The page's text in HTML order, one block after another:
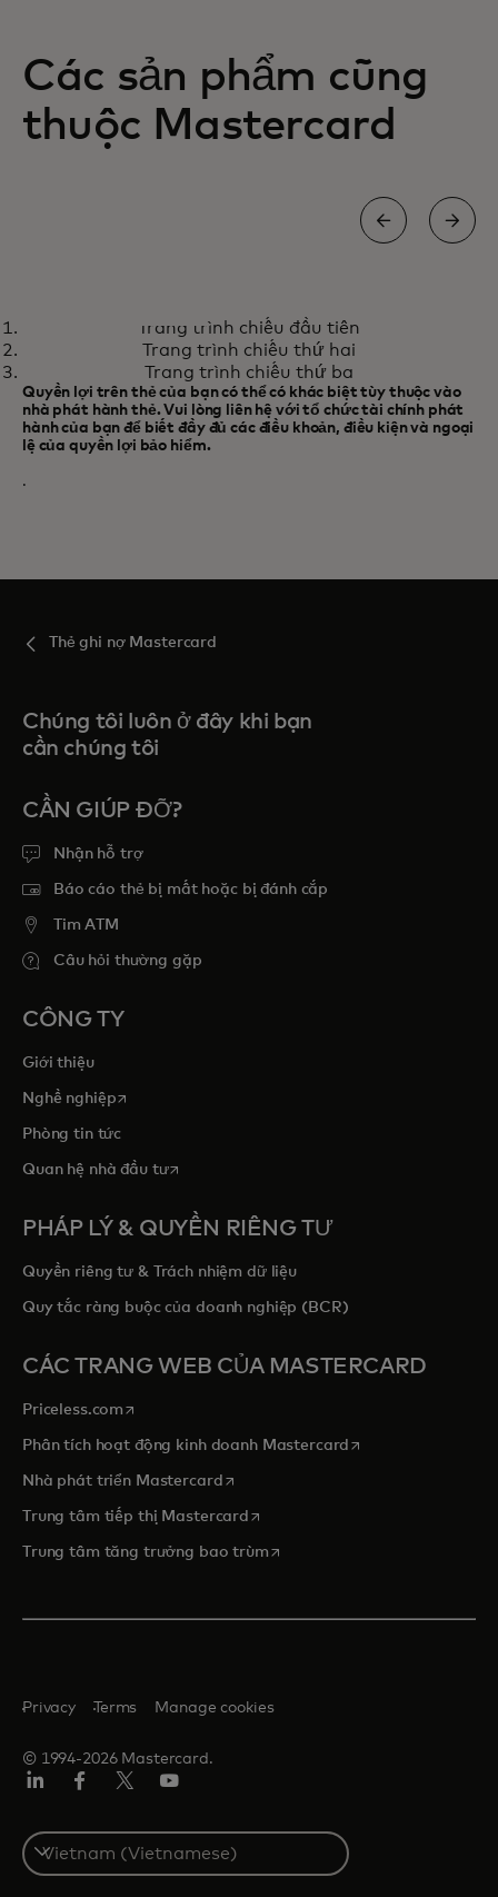
Các sản phẩm cũng
thuộc Mastercard
Hãy tập trung vào những điều
quan trọng nhất.
Tìm hiểu thêm
Trang trình chiếu đầu tiên
Trang trình chiếu thứ hai
Trang trình chiếu thứ ba
Quyền lợi trên thẻ của bạn có thể có khác biệt tùy thuộc vào
nhà phát hành thẻ. Vui lòng liên hệ với tổ chức tài chính phát
hành của bạn để biết đầy đủ các điều khoản, điều kiện và ngoại
lệ của quyền lợi bảo hiểm.
.
Thẻ ghi nợ Mastercard
Chúng tôi luôn ở đây khi bạn
cần chúng tôi
CẦN GIÚP ĐỠ?
Nhận hỗ trợ
Báo cáo thẻ bị mất hoặc bị đánh cắp
Tim ATM
Câu hỏi thường gặp
CÔNG TY
Giới thiệu
Nghề nghiệpopens in a new tab
Phòng tin tức
Quan hệ nhà đầu tưopens in a new tab
PHÁP LÝ & QUYỀN RIÊNG TƯ
Quyền riêng tư & Trách nhiệm dữ liệu
Quy tắc ràng buộc của doanh nghiệp (BCR)
CÁC TRANG WEB CỦA MASTERCARD
Priceless.com opens in a new tab
Phân tích hoạt động kinh doanh Mastercard opens in a new tab
Nhà phát triển Mastercardopens in a new tab
Trung tâm tiếp thị Mastercardopens in a new tab
Trung tâm tăng trưởng bao trùmopens in a new tab
© 1994-2026 Mastercard.
Privacy Terms Manage cookies
Select
a
country